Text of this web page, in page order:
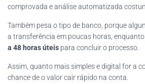
comprovada e análise automatizada
Também pesa o tipo de banco, porque
a transferência em poucas horas,
a 48 horas úteis para concluir o processo.
Assim, quanto mais simples e digital for a
chance de o valor cair rápido na conta.